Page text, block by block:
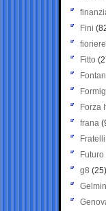
Fini
fioriere
Fitto
Forza
frana
g8 (25)